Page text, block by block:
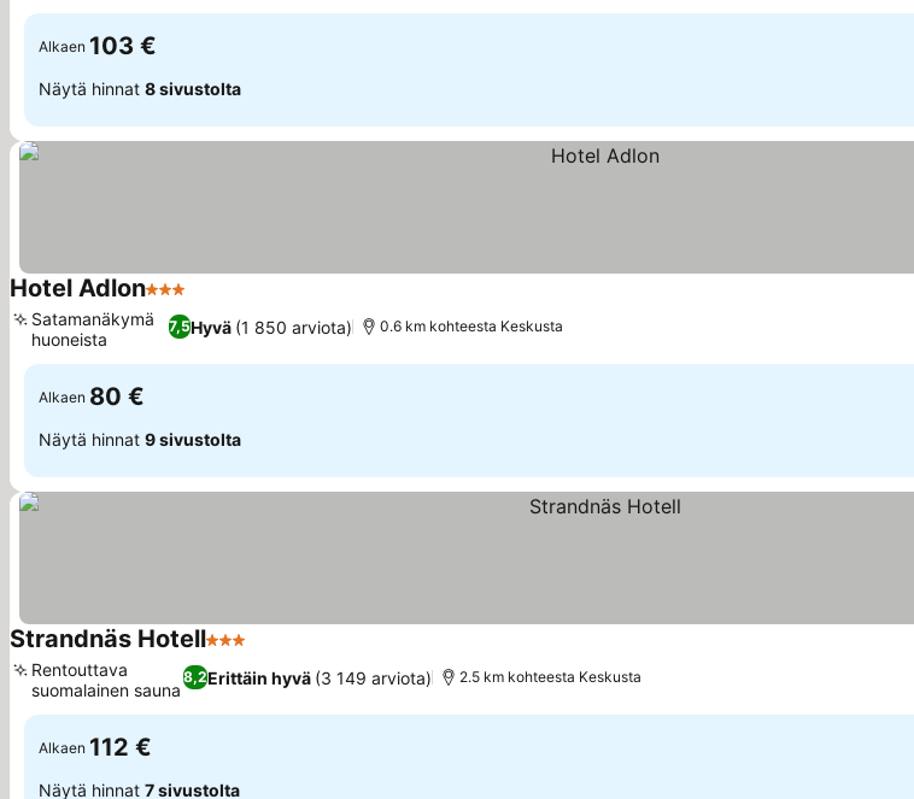
Alkaen 103 €
Näytä hinnat 8 sivustolta
Hotel Adlon3 Tähtiluokitus
7,5Hyvä (1 850 arviota)
Satamanäkymä
huoneista
0.6 km kohteesta Keskusta
Alkaen 80 €
Näytä hinnat 9 sivustolta
Strandnäs Hotell3 Tähtiluokitus
8,2Erittäin hyvä (3 149 arviota)
Rentouttava
suomalainen sauna
2.5 km kohteesta Keskusta
Alkaen 112 €
Näytä hinnat 7 sivustolta